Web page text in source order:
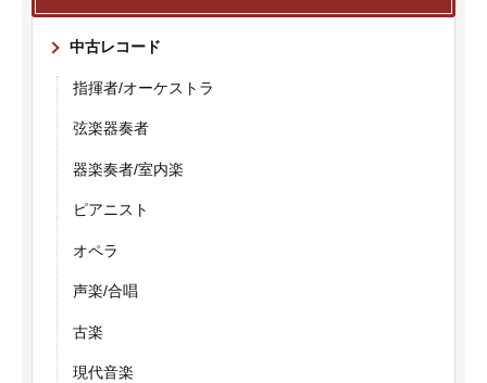
中古レコード
指揮者/オーケストラ
弦楽器奏者
器楽奏者/室内楽
ピアニスト
オペラ
声楽/合唱
古楽
現代音楽